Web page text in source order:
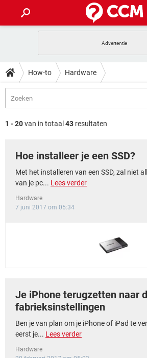
INSTAGRAM
GRATIS
TIKTOK
HOW-TO
VIDEOBELLEN
INSTAGRAM
TIKTOK
DOWNLOADS
VIDEOBELLEN GAMES
INSTAGRAM
TIKTOK
INSTAGRAM
NETFLIX
GRATIS
TIKTOK
INSTAGRAM
NETFLIX
How-to Hardware
1 - 20van in totaal 43 resultaten
Hoe installeer je een SSD?
Met het installeren van een SSD, zal niet
van je pc... Lees verder
Hardware
7 juni 2017 om 05:34
Je iPhone terugzetten naar
fabrieksinstellingen
Ben je van plan om je iPhone of iPad te
eerst je... Lees verder
Hardware